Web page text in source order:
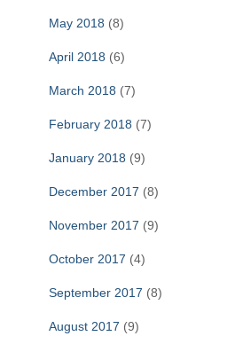
May 2018 (8)
April 2018 (6)
March 2018 (7)
February 2018 (7)
January 2018 (9)
December 2017 (8)
November 2017 (9)
October 2017 (4)
September 2017 (8)
August 2017 (9)